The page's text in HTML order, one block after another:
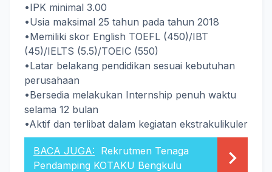
•IPK minimal 3.00
•Usia maksimal 25 tahun pada tahun 2018
•Memiliki skor English TOEFL (450)/IBT
(45)/IELTS (5.5)/TOEIC (550)
•Latar belakang pendidikan sesuai kebutuhan
perusahaan
•Bersedia melakukan Internship penuh waktu
selama 12 bulan
•Aktif dan terlibat dalam kegiatan ekstrakulikuler
BACA JUGA: Rekrutmen Tenaga
Pendamping KOTAKU Bengkulu